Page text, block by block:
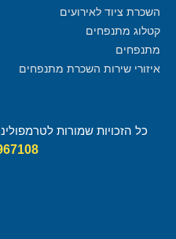
השכרת ציוד לאירועים
קטלוג מתנפחים
מתנפחים
איזורי שירות השכרת מתנפחים
כל הזכויות שמורות